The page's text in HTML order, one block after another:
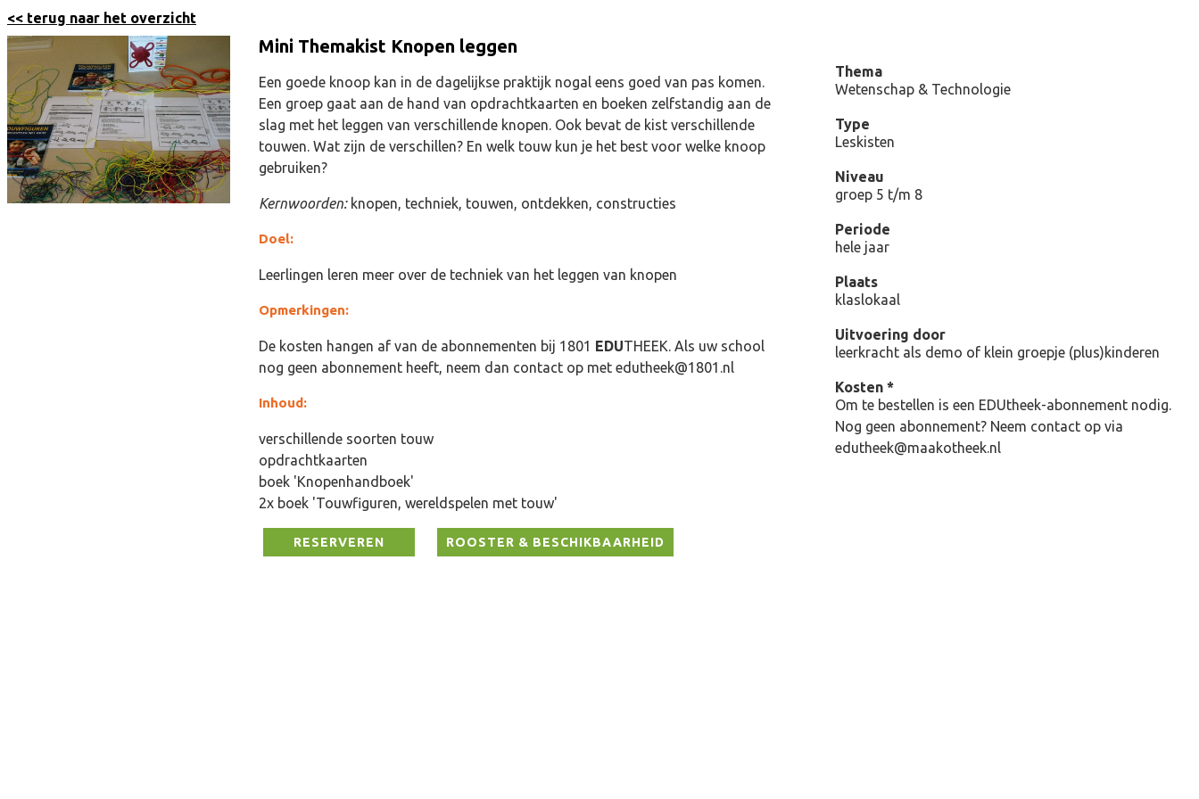
<< terug naar het overzicht
Mini Themakist Knopen leggen
Een goede knoop kan in de dagelijkse praktijk nogal eens goed van pas komen.
Een groep gaat aan de hand van opdrachtkaarten en boeken zelfstandig aan de
slag met het leggen van verschillende knopen. Ook bevat de kist verschillende
touwen. Wat zijn de verschillen? En welk touw kun je het best voor welke knoop
gebruiken?
Kernwoorden: knopen, techniek, touwen, ontdekken, constructies
Doel:
Leerlingen leren meer over de techniek van het leggen van knopen
Opmerkingen:
De kosten hangen af van de abonnementen bij 1801 EDUTHEEK. Als uw school
nog geen abonnement heeft, neem dan contact op metedutheek@1801.nl
Inhoud:
verschillende soorten touw
opdrachtkaarten
boek 'Knopenhandboek'
2x boek 'Touwfiguren, wereldspelen met touw'
RESERVEREN ROOSTER & BESCHIKBAARHEID
Thema
Wetenschap & Technologie
Type
Leskisten
Niveau
groep 5 t/m 8
Periode
hele jaar
Plaats
klaslokaal
Uitvoering door
leerkracht als demo of klein groepje (plus)kinderen
Kosten *
Om te bestellen is een EDUtheek-abonnement nodig.
Nog geen abonnement? Neem contact op via
edutheek@maakotheek.nl